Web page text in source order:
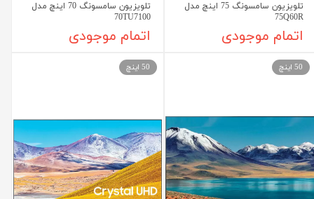
تلویزیون سامسونگ 75 اینچ مدل
75Q60R
اتمام موجودی
تلویزیون سامسونگ 70 اینچ مدل
70TU7100
اتمام موجودی
50 اینچ 50 اینچ